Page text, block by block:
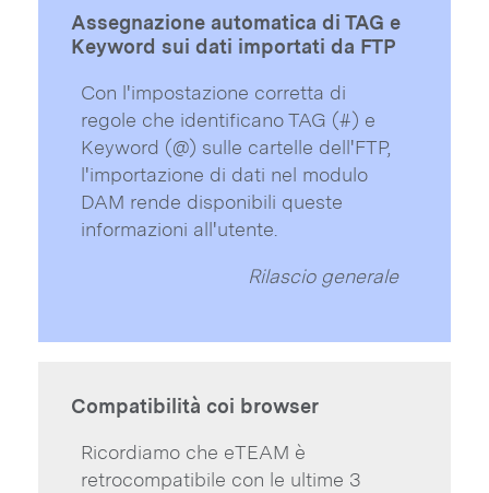
Assegnazione automatica di TAG e
Keyword sui dati importati da FTP
Con l'impostazione corretta di
regole che identificano TAG (#) e
Keyword (@) sulle cartelle dell'FTP,
l'importazione di dati nel modulo
DAM rende disponibili queste
informazioni all'utente.
Rilascio generale
Compatibilità coi browser
Ricordiamo che eTEAM è
retrocompatibile con le ultime 3